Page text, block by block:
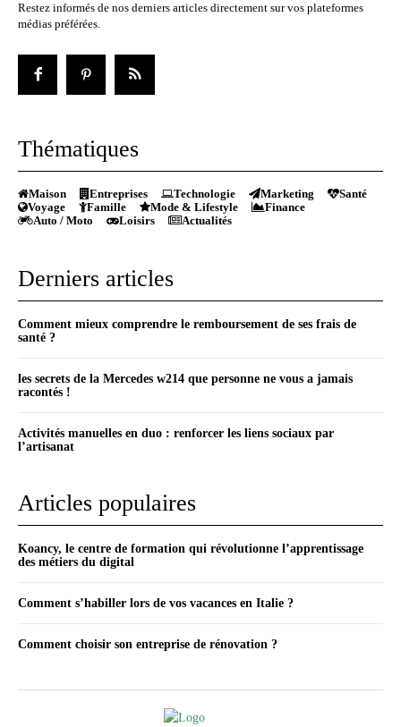
Restez informés de nos derniers articles directement sur vos plateformes
médias préférées.
Thématiques
Maison Entreprises Technologie Marketing
Santé
Voyage
Famille Mode & Lifestyle
Finance
Auto / Moto
Loisirs Actualités
Derniers articles
Comment mieux comprendre le remboursement de ses frais de
santé ?
les secrets de la Mercedes w214 que personne ne vous a jamais
racontés !
Activités manuelles en duo : renforcer les liens sociaux par
l’artisanat
Articles populaires
Koancy, le centre de formation qui révolutionne l’apprentissage
des métiers du digital
Comment s’habiller lors de vos vacances en Italie ?
Comment choisir son entreprise de rénovation ?